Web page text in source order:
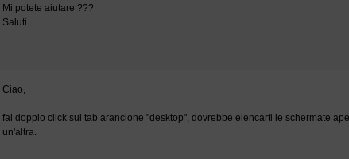
Mi potete aiutare ???
Saluti
Ciao,
fai doppio click sul tab arancione "desktop", dovrebbe elencarti le schermate
un'altra.